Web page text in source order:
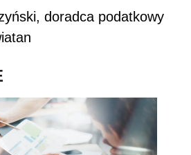
doradca podatkowy